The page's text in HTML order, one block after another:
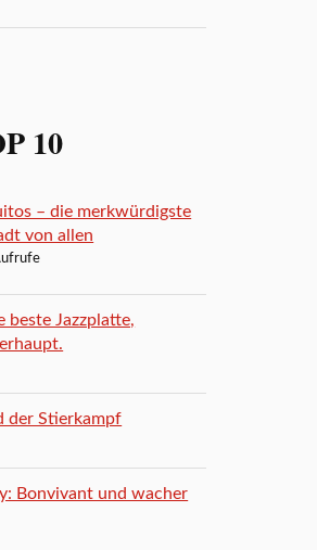
10
– die merkwürdigste
von allen
beste Jazzplatte,
der Stierkampf
Bonvivant und wacher